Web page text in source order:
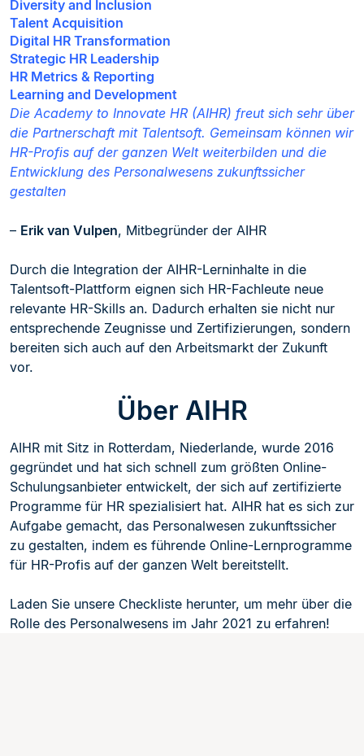
Diversity and Inclusion
Talent Acquisition
Digital HR Transformation
Strategic HR Leadership
HR Metrics & Reporting
Learning and Development
Die Academy to Innovate HR (AIHR) freut sich sehr über
die Partnerschaft mit Talentsoft. Gemeinsam können wir
HR-Profis auf der ganzen Welt weiterbilden und die
Entwicklung des Personalwesens zukunftssicher
gestalten
– Erik van Vulpen, Mitbegründer der AIHR
Durch die Integration der AIHR-Lerninhalte in die
Talentsoft-Plattform eignen sich HR-Fachleute neue
relevante HR-Skills an. Dadurch erhalten sie nicht nur
entsprechende Zeugnisse und Zertifizierungen, sondern
bereiten sich auch auf den Arbeitsmarkt der Zukunft
vor.
Über AIHR
AIHR mit Sitz in Rotterdam, Niederlande, wurde 2016
gegründet und hat sich schnell zum größten Online-
Schulungsanbieter entwickelt, der sich auf zertifizierte
Programme für HR spezialisiert hat. AIHR hat es sich zur
Aufgabe gemacht, das Personalwesen zukunftssicher
zu gestalten, indem es führende Online-Lernprogramme
für HR-Profis auf der ganzen Welt bereitstellt.
Laden Sie unsere Checkliste herunter, um mehr über die
Rolle des Personalwesens im Jahr 2021 zu erfahren!